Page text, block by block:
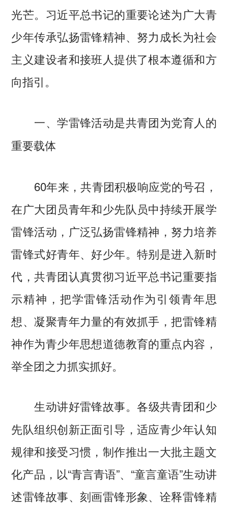
光芒。习近平总书记的重要论述为广大青
少年传承弘扬雷锋精神、努力成长为社会
主义建设者和接班人提供了根本遵循和方
向指引。
一、学雷锋活动是共青团为党育人的
重要载体
60年来，共青团积极响应党的号召，
在广大团员青年和少先队员中持续开展学
雷锋活动，广泛弘扬雷锋精神，努力培养
雷锋式好青年、好少年。特别是进入新时
代，共青团认真贯彻习近平总书记重要指
示精神，把学雷锋活动作为引领青年思
想、凝聚青年力量的有效抓手，把雷锋精
神作为青少年思想道德教育的重点内容，
举全团之力抓实抓好。
生动讲好雷锋故事。各级共青团和少
先队组织创新正面引导，适应青少年认知
规律和接受习惯，制作推出一大批主题文
化产品，以“青言青语”、“童言童语”生动讲
述雷锋故事、刻画雷锋形象、诠释雷锋精